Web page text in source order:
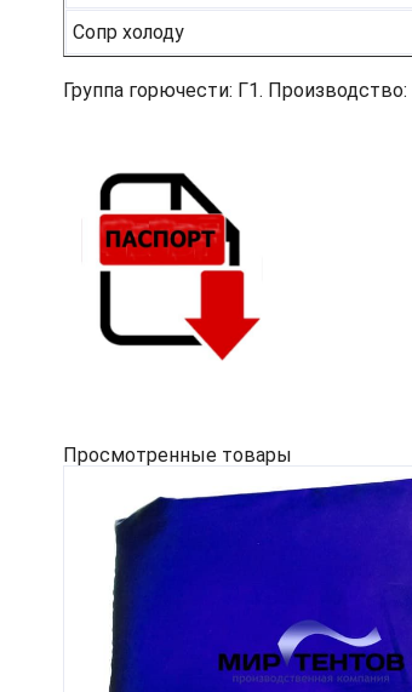
Сопр холоду
Группа горючести: Г1.
Просмотренные товары